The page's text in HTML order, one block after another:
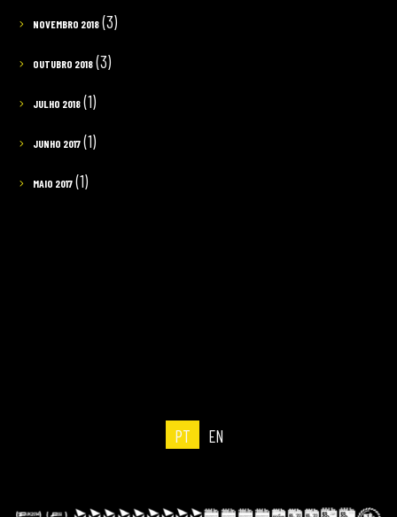
NOVEMBRO 2018(3)
OUTUBRO 2018(3)
JULHO 2018(1)
JUNHO 2017(1)
MAIO 2017(1)
PT EN